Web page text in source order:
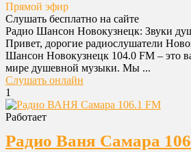
Прямой эфир
Слушать бесплатно на сайте
Радио Шансон Новокузнецк: Звуки
Привет, дорогие радиослушатели
Шансон Новокузнецк 104.0 FM – это
мире душевной музыки. Мы ...
Слушать онлайн
1
Работает
Радио Ваня Самара